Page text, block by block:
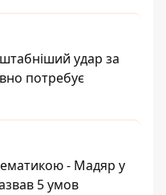
удар за
потребує
- Мадяр у
5 умов